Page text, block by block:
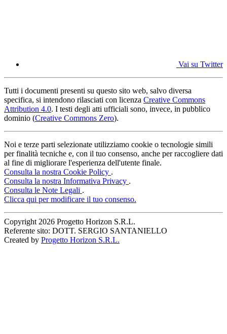
Vai su Twitter
Tutti i documenti presenti su questo sito web, salvo diversa
specifica, si intendono rilasciati con licenza Creative Commons
Attribution 4.0. I testi degli atti ufficiali sono, invece, in pubblico
dominio (Creative Commons Zero).
Noi e terze parti selezionate utilizziamo cookie o tecnologie simili
per finalità tecniche e, con il tuo consenso, anche per raccogliere dati
al fine di migliorare l'esperienza dell'utente finale.
Consulta la nostra Cookie Policy .
Consulta la nostra Informativa Privacy .
Consulta le Note Legali .
Clicca qui per modificare il tuo consenso.
Copyright 2026 Progetto Horizon S.R.L.
Referente sito: DOTT. SERGIO SANTANIELLO
Created by Progetto Horizon S.R.L.